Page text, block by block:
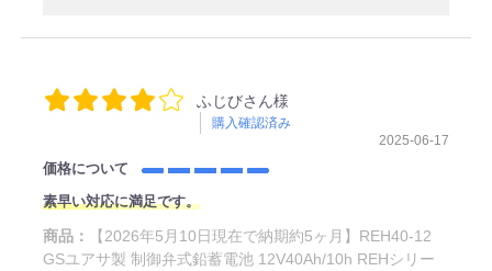
ふじびさん様
購入確認済み
2025-06-17
価格について
素早い対応に満足です。
商品：
【2026年5月10日現在で納期約5ヶ月】REH40-12
GSユアサ製 制御弁式鉛蓄電池 12V40Ah/10h REHシリー